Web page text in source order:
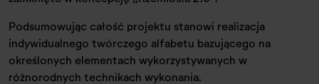
Podsumowując całość projektu stanowi realizacja
indywidualnego twórczego alfabetu bazującego na
określonych elementach wykorzystywanych w
różnorodnych technikach wykonania.